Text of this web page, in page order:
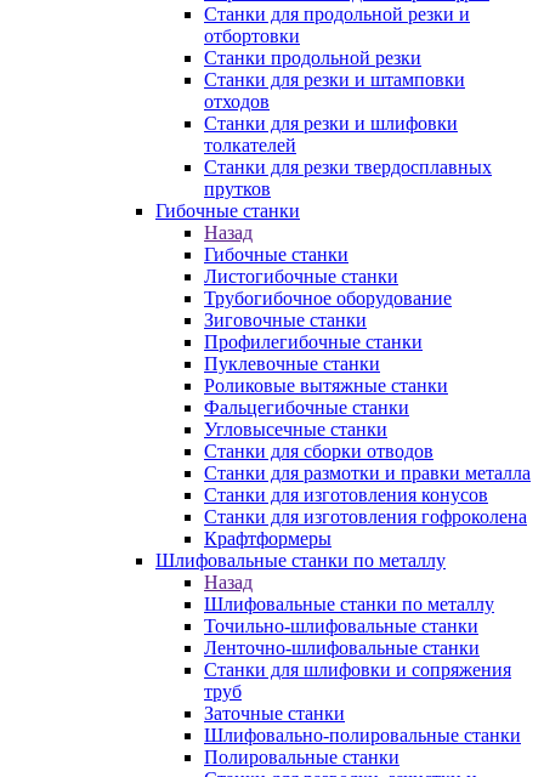
Станки для продольной резки и
отбортовки
Станки продольной резки
Станки для резки и штамповки
отходов
Станки для резки и шлифовки
толкателей
Станки для резки твердосплавных
прутков
Гибочные станки
Назад
Гибочные станки
Листогибочные станки
Трубогибочное оборудование
Зиговочные станки
Профилегибочные станки
Пуклевочные станки
Роликовые вытяжные станки
Фальцегибочные станки
Угловысечные станки
Станки для сборки отводов
Станки для размотки и правки металла
Станки для изготовления конусов
Станки для изготовления гофроколена
Крафтформеры
Шлифовальные станки по металлу
Назад
Шлифовальные станки по металлу
Точильно-шлифовальные станки
Ленточно-шлифовальные станки
Станки для шлифовки и сопряжения
труб
Заточные станки
Шлифовально-полировальные станки
Полировальные станки